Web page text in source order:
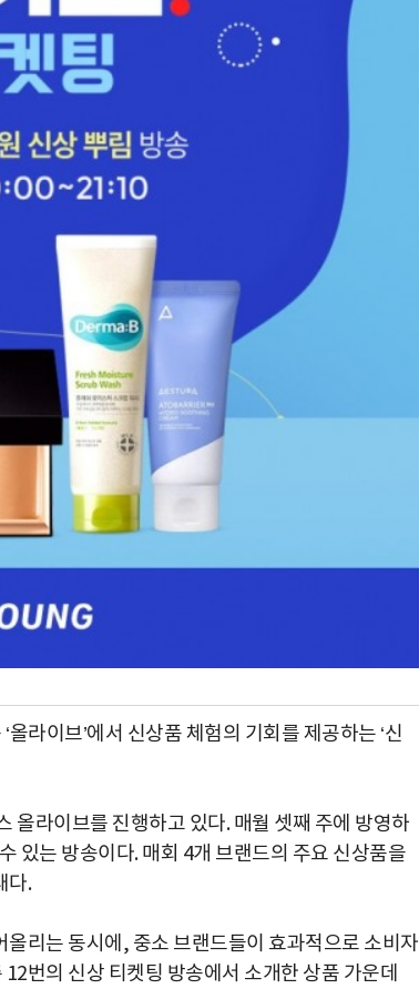
라이브’에서 신상품 체험의 기회를 제공하는 ‘신
올라이브를 진행하고 있다. 매월 셋째 주에 방영하
있는 방송이다. 매회 4개 브랜드의 주요 신상품을
다.
리는 동시에, 중소 브랜드들이 효과적으로 소비자
번의 신상 티켓팅 방송에서 소개한 상품 가운데